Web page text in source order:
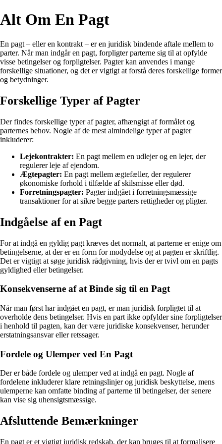
Alt Om En Pagt
En pagt – eller en kontrakt – er en juridisk bindende aftale mellem to
parter. Når man indgår en pagt, forpligter parterne sig til at opfylde
visse betingelser og forpligtelser. Pagter kan anvendes i mange
forskellige situationer, og det er vigtigt at forstå deres forskellige former
og betydninger.
Forskellige Typer af Pagter
Der findes forskellige typer af pagter, afhængigt af formålet og
parternes behov. Nogle af de mest almindelige typer af pagter
inkluderer:
Lejekontrakter: En pagt mellem en udlejer og en lejer, der
regulerer leje af ejendom.
Ægtepagter: En pagt mellem ægtefæller, der regulerer
økonomiske forhold i tilfælde af skilsmisse eller død.
Forretningspagter: Pagter indgået i forretningsmæssige
transaktioner for at sikre begge parters rettigheder og pligter.
Indgåelse af en Pagt
For at indgå en gyldig pagt kræves det normalt, at parterne er enige om
betingelserne, at der er en form for modydelse og at pagten er skriftlig.
Det er vigtigt at søge juridisk rådgivning, hvis der er tvivl om en pagts
gyldighed eller betingelser.
Konsekvenserne af at Binde sig til en Pagt
Når man først har indgået en pagt, er man juridisk forpligtet til at
overholde dens betingelser. Hvis en part ikke opfylder sine forpligtelser
i henhold til pagten, kan der være juridiske konsekvenser, herunder
erstatningsansvar eller retssager.
Fordele og Ulemper ved En Pagt
Der er både fordele og ulemper ved at indgå en pagt. Nogle af
fordelene inkluderer klare retningslinjer og juridisk beskyttelse, mens
ulemperne kan omfatte binding af parterne til betingelser, der senere
kan vise sig uhensigtsmæssige.
Afsluttende Bemærkninger
En pagt er et vigtigt juridisk redskab, der kan bruges til at formalisere